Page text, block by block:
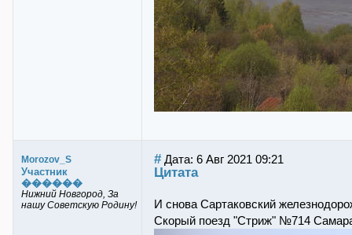
Morozov_S
Участник
������
Нижний Новгород, За
нашу Советскую Родину!
#Дата: 6 Авг 2021 09:21
Цитата
И снова Сартаковский
Скорый поезд "Стриж" №714